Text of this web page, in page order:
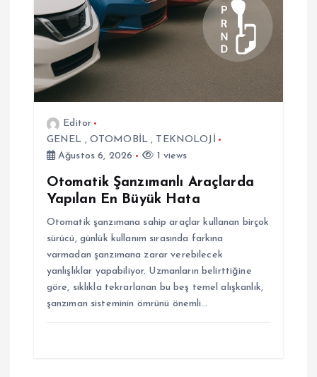
e
s
Editor
GENEL , OTOMOBİL , TEKNOLOJİ
Ağustos 6, 2026
1 views
Otomatik Şanzımanlı Araçlarda
Yapılan En Büyük Hata
Otomatik şanzımana sahip araçlar kullanan birçok
sürücü, günlük kullanım sırasında farkına
varmadan şanzımana zarar verebilecek
yanlışlıklar yapabiliyor. Uzmanların belirttiğine
göre, sıklıkla tekrarlanan bu beş temel alışkanlık,
şanzıman sisteminin ömrünü önemli…